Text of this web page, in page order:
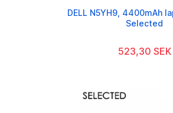
DELL N5YH9, 4400mAh
Selected
523,30 SEK